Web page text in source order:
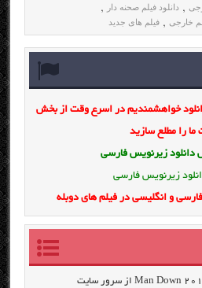
, دانلود فیلم صحنه دار ,
خارجی , فیلم های جدید
خواهشمندیم در اسرع وقت از بخش
ما را مطلع سازید
دانلود زیرنویس فارسی
زیرنویس فارسی
و انگلیسی در فیلم های دوبله